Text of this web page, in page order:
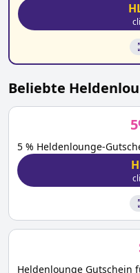
Beliebte
5
5 % Heldenlounge-
Heldenlounge Gutschein